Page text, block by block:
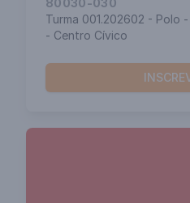
Turma 001.202602 - Polo
- Centro Cívico